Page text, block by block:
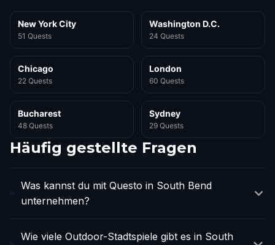
New York City
51 Quests
Washington D.C.
24 Quests
Chicago
22 Quests
London
60 Quests
Bucharest
48 Quests
Sydney
29 Quests
Häufig gestellte Fragen
Was kannst du mit Questo in South Bend
unternehmen?
Wie viele Outdoor-Stadtspiele gibt es in South